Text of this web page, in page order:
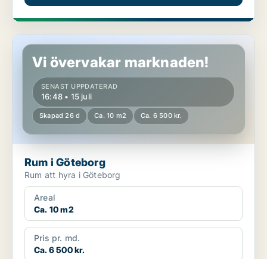
Rum i Göteborg
Vi övervakar marknaden!
SENAST UPPDATERAD
16:48 • 15 juli
Skapad 26 d Ca. 10 m2 Ca. 6 500 kr.
Rum i Göteborg
Rum att hyra i Göteborg
Areal
Ca. 10 m2
Pris pr. md.
Ca. 6 500 kr.